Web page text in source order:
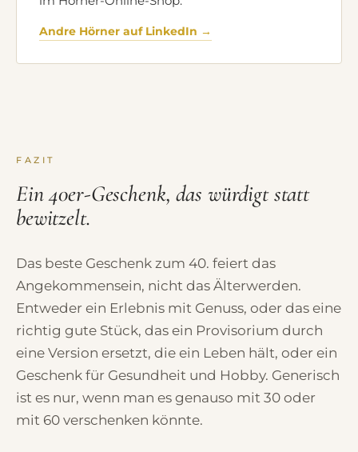
Andre Hörner auf LinkedIn →
FAZIT
Ein 40er-Geschenk, das würdigt statt
bewitzelt.
Das beste Geschenk zum 40. feiert das
Angekommensein, nicht das Älterwerden.
Entweder ein Erlebnis mit Genuss, oder das eine
richtig gute Stück, das ein Provisorium durch
eine Version ersetzt, die ein Leben hält, oder ein
Geschenk für Gesundheit und Hobby. Generisch
ist es nur, wenn man es genauso mit 30 oder
mit 60 verschenken könnte.